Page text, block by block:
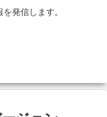
発信します。